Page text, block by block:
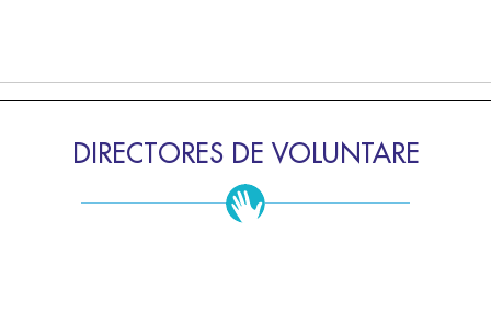
DIRECTORES DE VOLUNTARE